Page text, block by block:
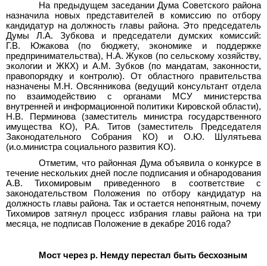
На предыдущем заседании Дума Советского района
назначила новых представителей в комиссию по отбору
кандидатур на должность главы района. Это председатель
Думы Л.А. Зубкова и председатели думских комиссий:
Г.В. Южакова (по бюджету, экономике и поддержке
предпринимательства), Н.А. Жуков (по сельскому хозяйству,
экологии и ЖКХ) и А.М. Зубков (по мандатам, законности,
правопорядку и контролю). От областного правительства
назначены М.Н. Овсянникова (ведущий консультант отдела
по взаимодействию с органами МСУ министерства
внутренней и информационной политики Кировской области),
Н.В. Перминова (заместитель министра государственного
имущества КО), Р.А. Титов (заместитель Председателя
Законодательного Собрания КО) и О.Ю. Шулятьева
(и.о.министра социального развития КО).
Отметим, что районная Дума объявила о конкурсе в
течение нескольких дней после подписания и обнародования
А.В. Тихомировым приведенного в соответствие с
законодательством Положения по отбору кандидатур на
должность главы района. Так и остается непонятным, почему
Тихомиров затянул процесс избрания главы района на три
месяца, не подписав Положение в декабре 2016 года?
Мост через р. Немду перестал быть бесхозным